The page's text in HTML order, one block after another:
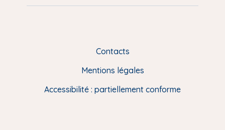
g
Contacts
Mentions légales
Accessibilité : partiellement conforme